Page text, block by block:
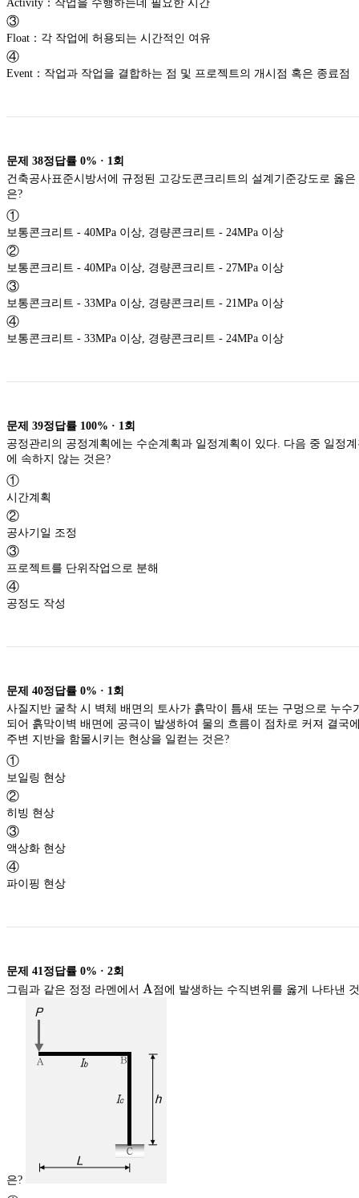
Activity：작업을 수행하는데 필요한 시간
③
Float：각 작업에 허용되는 시간적인 여유
④
Event：작업과 작업을 결합하는 점 및 프로젝트의 개시점 혹은 종료점
문제 38정답률 0% · 1 회
건축공사표준시방서에 규정된 고강도콘크리트의 설계기준강도로 옳은
은?
①
보통콘크리트 - 40MPa 이상, 경량콘크리트 - 24MPa 이상
②
보통콘크리트 - 40MPa 이상, 경량콘크리트 - 27MPa 이상
③
보통콘크리트 - 33MPa 이상, 경량콘크리트 - 21MPa 이상
④
보통콘크리트 - 33MPa 이상, 경량콘크리트 - 24MPa 이상
문제 39정답률 100% · 1 회
공정관리의 공정계획에는 수순계획과 일정계획이 있다. 다음 중 일정
에 속하지 않는 것은?
①
시간계획
②
공사기일 조정
③
프로젝트를 단위작업으로 분해
④
공정도 작성
문제 40정답률 0% · 1 회
사질지반 굴착 시 벽체 배면의 토사가 흙막이 틈새 또는 구멍으로 누수
되어 흙막이벽 배면에 공극이 발생하여 물의 흐름이 점차로 커져 결국
주변 지반을 함몰시키는 현상을 일컫는 것은?
①
보일링 현상
②
히빙 현상
③
액상화 현상
④
파이핑 현상
문제 41 정답률 0% · 2회
그림과 같은 정정 라멘에서 \rm
A점에 발생하는 수직변위를 옳게 나타낸 것
은?